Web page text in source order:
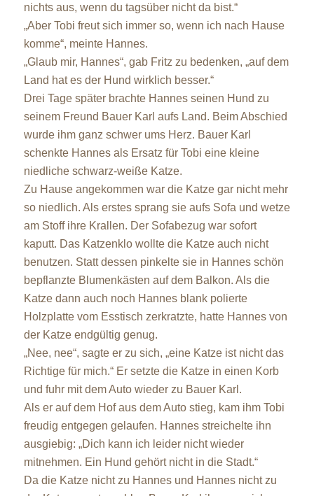
nichts aus, wenn du tagsüber nicht da bist.“
„Aber Tobi freut sich immer so, wenn ich nach Hause
komme“, meinte Hannes.
„Glaub mir, Hannes“, gab Fritz zu bedenken, „auf dem
Land hat es der Hund wirklich besser.“
Drei Tage später brachte Hannes seinen Hund zu
seinem Freund Bauer Karl aufs Land. Beim Abschied
wurde ihm ganz schwer ums Herz. Bauer Karl
schenkte Hannes als Ersatz für Tobi eine kleine
niedliche schwarz-weiße Katze.
Zu Hause angekommen war die Katze gar nicht mehr
so niedlich. Als erstes sprang sie aufs Sofa und wetze
am Stoff ihre Krallen. Der Sofabezug war sofort
kaputt. Das Katzenklo wollte die Katze auch nicht
benutzen. Statt dessen pinkelte sie in Hannes schön
bepflanzte Blumenkästen auf dem Balkon. Als die
Katze dann auch noch Hannes blank polierte
Holzplatte vom Esstisch zerkratzte, hatte Hannes von
der Katze endgültig genug.
„Nee, nee“, sagte er zu sich, „eine Katze ist nicht das
Richtige für mich.“ Er setzte die Katze in einen Korb
und fuhr mit dem Auto wieder zu Bauer Karl.
Als er auf dem Hof aus dem Auto stieg, kam ihm Tobi
freudig entgegen gelaufen. Hannes streichelte ihn
ausgiebig: „Dich kann ich leider nicht wieder
mitnehmen. Ein Hund gehört nicht in die Stadt.“
Da die Katze nicht zu Hannes und Hannes nicht zu